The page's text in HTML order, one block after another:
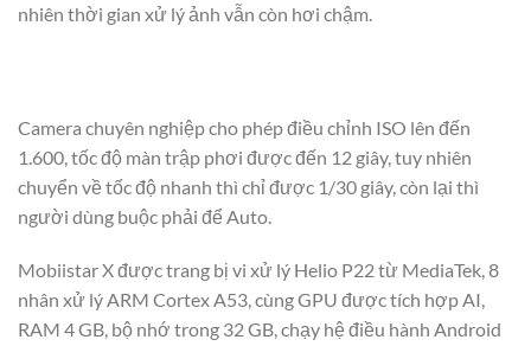
nhiên thời gian xử lý ảnh vẫn còn hơi chậm.
Camera chuyên nghiệp cho phép điều chỉnh ISO lên đến
1.600, tốc độ màn trập phơi được đến 12 giây, tuy nhiên
chuyển về tốc độ nhanh thì chỉ được 1/30 giây, còn lại thì
người dùng buộc phải để Auto.
Mobiistar X được trang bị vi xử lý Helio P22 từ MediaTek, 8
nhân xử lý ARM Cortex A53, cùng GPU được tích hợp AI,
RAM 4 GB, bộ nhớ trong 32 GB, chạy hệ điều hành Android